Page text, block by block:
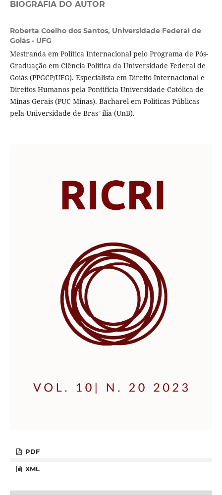
BIOGRAFIA DO AUTOR
Roberta Coelho dos Santos, Universidade Federal de
Goiás - UFG
Mestranda em Política Internacional pelo Programa de Pós-
Graduação em Ciência Política da Universidade Federal de
Goiás (PPGCP/UFG). Especialista em Direito Internacional e
Direitos Humanos pela Pontifícia Universidade Católica de
Minas Gerais (PUC Minas). Bacharel em Políticas Públicas
pela Universidade de Bras´ília (UnB).
PDF
XML